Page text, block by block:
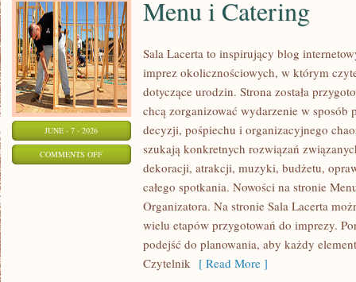
JUNE - 7 - 2026
COMMENTS OFFON
Menu i Catering
Sala Lacerta to inspirujący blog
imprez okolicznościowych, w którym
dotyczące urodzin. Strona została
chcą zorganizować wydarzenie w sposób
decyzji, pośpiechu i organizacyjnego
szukają konkretnych rozwiązań
dekoracji, atrakcji, muzyki, budżetu,
całego spotkania. Nowości na stronie
Organizatora. Na stronie Sala Lacerta
wielu etapów przygotowań do imprezy.
podejść do planowania, aby każdy
Czytelnik [ Read More ]